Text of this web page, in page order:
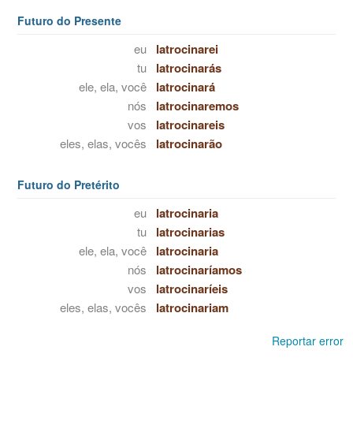
Futuro do Presente
eu latrocinarei
tu latrocinarás
ele, ela, você latrocinará
nós latrocinaremos
vos latrocinareis
eles, elas, vocês latrocinarão
Futuro do Pretérito
eu latrocinaria
tu latrocinarias
ele, ela, você latrocinaria
nós latrocinaríamos
vos latrocinaríeis
eles, elas, vocês latrocinariam
Reportar error